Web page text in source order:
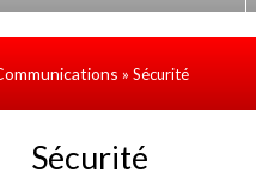
» Sécurité
Sécurité